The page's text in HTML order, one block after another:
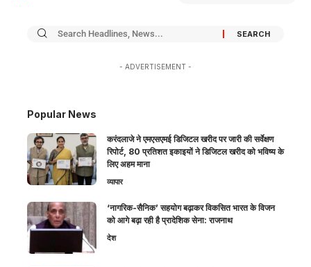
- ADVERTISEMENT -
Popular News
करंदलाजे ने एमएसएमई डिजिटल खरीद पर जारी की सर्वेक्षण
रिपोर्ट, 80 प्रतिशत इकाइयों ने डिजिटल खरीद को भविष्य के
लिए अहम माना
व्यापार
‘नागरिक-सैनिक’ सहयोग बढ़ाकर विकसित भारत के विजन
को आगे बढ़ा रही है प्रादेशिक सेना: राजनाथ
देश